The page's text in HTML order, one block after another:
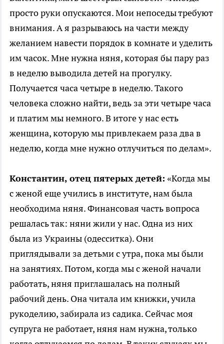
просто руки опускаются. Мои непоседы требуют
внимания. А я разрываюсь на части между
желанием навести порядок в комнате и уделить
им часок. Мне нужна няня, которая бы пару раз
в неделю выводила детей на прогулку.
Получается часа четыре в неделю. Такого
человека сложно найти, ведь за эти четыре часа
и платим мы немного. В итоге у нас есть
женщина, которую мы привлекаем раза два в
неделю, когда мне нужно отлучиться по делам».
Константин, отец пятерых детей: «Когда мы
с женой еще учились в институте, нам была
необходима няня. Финансовая часть вопроса
решалась так: няни жили у нас. Одна из них
была из Украины (одесситка). Они
приглядывали за детьми с утра, пока мы были
на занятиях. Потом, когда мы с женой начали
работать, няня приглашалась на полный
рабочий день. Она читала им книжки, учила
рукоделию, забирала из садика. Сейчас моя
супруга не работает, няня нам нужна, только